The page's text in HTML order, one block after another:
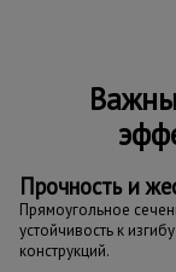
Прочность и
Прямоугольное
устойчивость к
конструкций.